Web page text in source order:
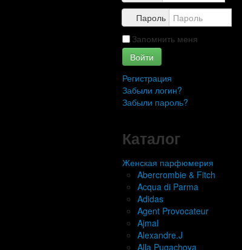
Пароль
Запомнить меня
Войти
Регистрация
Забыли логин?
Забыли пароль?
Каталог
Женская парфюмерия
Abercrombie & Fitch
Acqua di Parma
Adidas
Agent Provocateur
Ajmal
Alexandre.J
Alla Pugachova